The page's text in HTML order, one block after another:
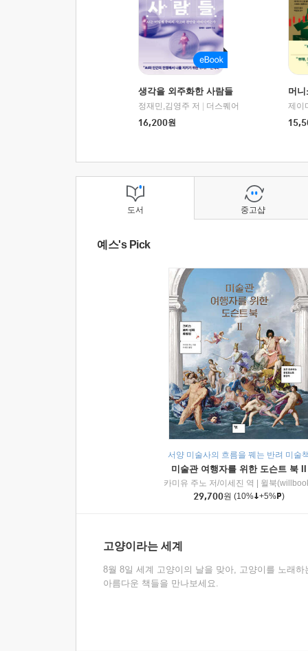
생각을 외주화한 사람들
정재민,김영주 저
더스퀘어
16,200원
머
도서
예스's Pick
서양 미술사의 흐름을 꿰는 반려 미술
미술관 여행자를 위한 도슨트 북 II
카미유 주노 저/이세진 역
윌북
29,700원 (10% +5% )
고양이라는 세계
8월 8일 세계 고양이의 날을 맞아, 고양이를 노래하
아름다운 책들을 만나보세요.
중고샵